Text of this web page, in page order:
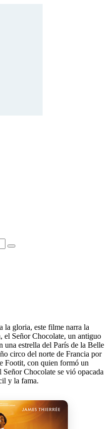
la gloria, este filme narra la
el Señor Chocolate, un antiguo
una estrella del París de la Belle
circo del norte de Francia por
Footit, con quien formó un
Chocolate se vió opacada
y la fama.